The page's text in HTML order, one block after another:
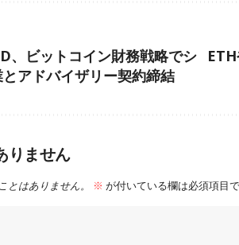
、ビットコイン財務戦略でシ
アドバイザリー契約締結
りません
とはありません。 ※ が付いている欄は必須項目